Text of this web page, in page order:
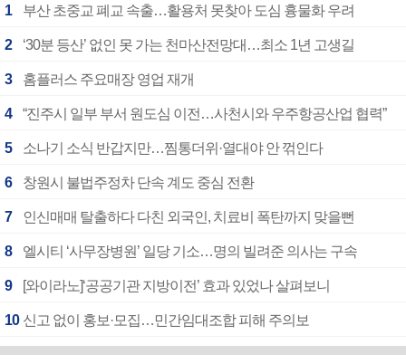
1 부산 초중교 폐교 속출…활용처 못찾아 도심 흉물화 우려
2 ‘30분 등산’ 없인 못 가는 천마산전망대…최소 1년 고생길
3 홈플러스 주요매장 영업 재개
4 “진주시 일부 부서 원도심 이전…사천시와 우주항공산업 협력”
5 소나기 소식 반갑지만…찜통더위·열대야 안 꺾인다
6 창원시 불법주정차 단속 계도 중심 전환
7 인신매매 탈출하다 다친 외국인, 치료비 폭탄까지 맞을뻔
8 엘시티 ‘사무장병원’ 일당 기소…명의 빌려준 의사는 구속
9 [와이라노]‘공공기관 지방이전’ 효과 있었나 살펴보니
10 신고 없이 홍보·모집…민간임대조합 피해 주의보